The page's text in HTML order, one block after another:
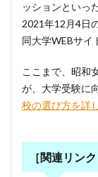
ッションといっ
2021年12月4日
同大学WEBサイ
ここまで、昭和
が、大学受験に
校の選び方を詳
［関連リンク